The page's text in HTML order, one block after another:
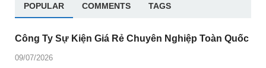
POPULAR COMMENTS TAGS
Công Ty Sự Kiện Giá Rẻ Chuyên Nghiệp Toàn Quốc
09/07/2026